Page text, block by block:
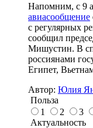
Напомним, с 9
авиасообщение
с регулярных
сообщил
Мишустин. В
россиянами
Египет,
Автор: Юлия
Польза
1
2 3
Актуальность